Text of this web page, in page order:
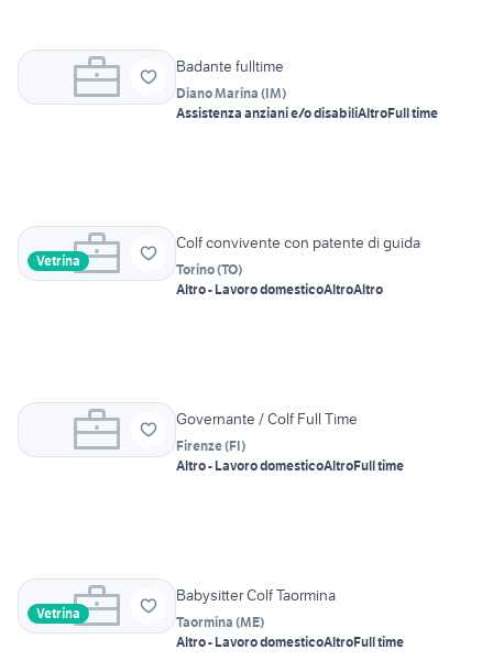
Badante fulltime
Diano Marina (IM)
Assistenza anziani e/o disabiliAltroFull time
Vetrina
Colf convivente con patente di guida
Torino(TO)
Altro - Lavoro domesticoAltroAltro
Governante / Colf Full Time
Firenze(FI)
Altro - Lavoro domesticoAltroFull time
Vetrina
Babysitter Colf Taormina
Taormina (ME)
Altro - Lavoro domesticoAltroFull time